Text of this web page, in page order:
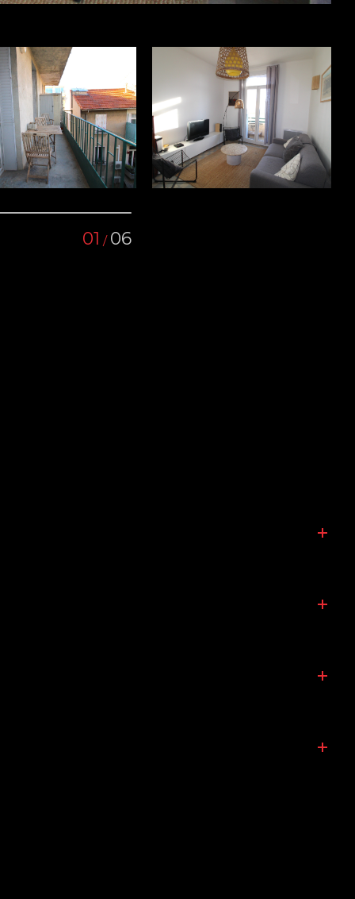
01 / 06